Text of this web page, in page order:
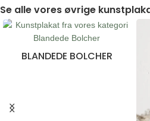
Se alle vores øvrige
BLANDEDE BOLCHER